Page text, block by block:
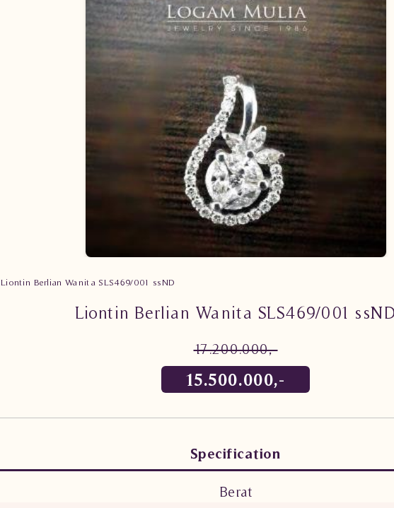
Liontin Berlian Wanita SLS469/001 ssND
Liontin Berlian Wanita SLS469/001
17.200.000,-
15.500.000,-
Specification
Berat